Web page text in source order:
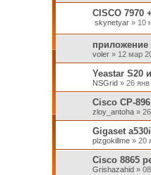
CISCO 7970
skynetyar» 10
приложение
voler» 12 мар
Yeastar S20
NSGrid» 26
Cisco CP-
zloy_antoha»
Gigaset
plzgokillme» 20
Cisco 8865
Grishazahid»